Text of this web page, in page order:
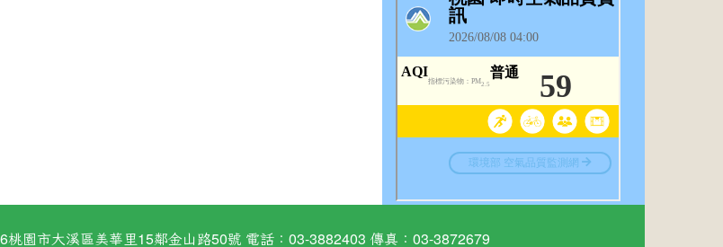
園市大溪區美華里15鄰金山路50號 電話：03-3882403 傳真：03-3872679